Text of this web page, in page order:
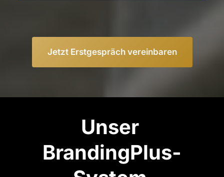
Jetzt Erstgespräch vereinbaren
Unser
BrandingPlus-